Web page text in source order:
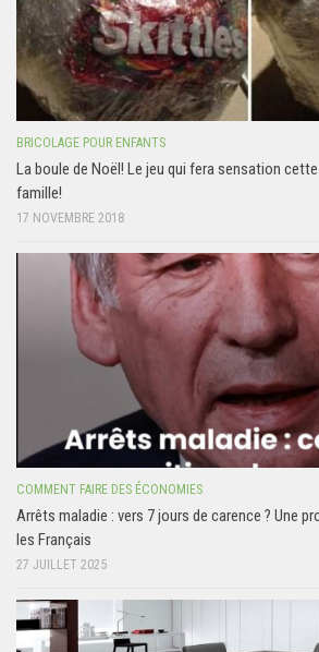
BRICOLAGE POUR ENFANTS
La boule de Noël! Le jeu qui fera sensation
famille!
17 NOVEMBRE 2018
COMMENT FAIRE DES ÉCONOMIES
Arrêts maladie : vers 7 jours de carence ? Une
les Français
27 JUILLET 2025